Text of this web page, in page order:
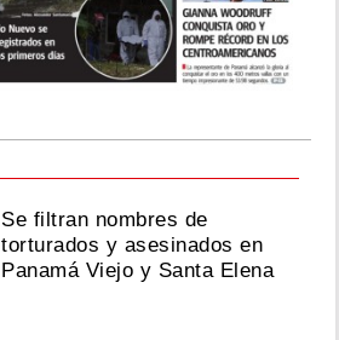
Se filtran nombres de
torturados y asesinados en
Panamá Viejo y Santa Elena